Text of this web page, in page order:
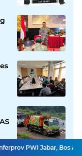
Bos Ayo Media